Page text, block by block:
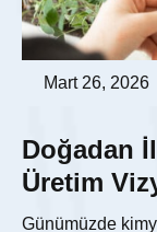
Mart 26, 2026
Doğadan
Üretim
Günümüzde